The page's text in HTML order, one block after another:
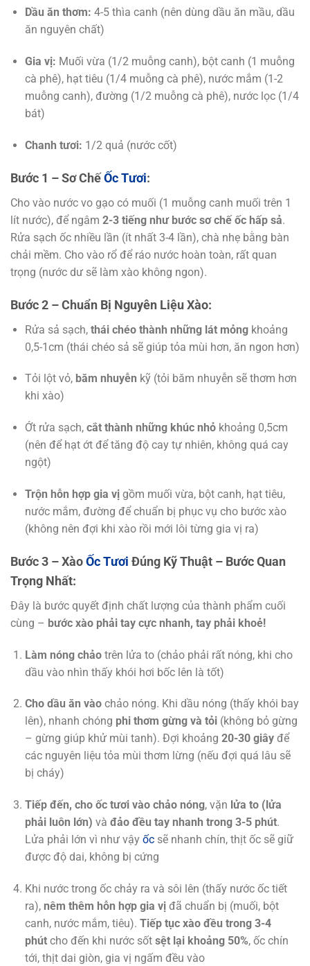
Dầu ăn thơm: 4-5 thìa canh (nên dùng dầu ăn mầu, dầu
ăn nguyên chất)
Gia vị: Muối vừa (1/2 muỗng canh), bột canh (1 muỗng
cà phê), hạt tiêu (1/4 muỗng cà phê), nước mắm (1-2
muỗng canh), đường (1/2 muỗng cà phê), nước lọc (1/4
bát)
Chanh tươi: 1/2 quả (nước cốt)
Bước 1 – Sơ ChếỐc Tươi:
Cho vào nước vo gạo có muối (1 muỗng canh muối trên 1
lít nước), để ngâm 2-3 tiếng như bước sơ chế ốc hấp sả.
Rửa sạch ốc nhiều lần (ít nhất 3-4 lần), chà nhẹ bằng bàn
chải mềm. Cho vào rổ để ráo nước hoàn toàn, rất quan
trọng (nước dư sẽ làm xào không ngon).
Bước 2 – Chuẩn Bị Nguyên Liệu Xào:
Rửa sả sạch, thái chéo thành những lát mỏngkhoảng
0,5-1cm (thái chéo sả sẽ giúp tỏa mùi hơn, ăn ngon hơn)
Tỏi lột vỏ, băm nhuyễn kỹ (tỏi băm nhuyễn sẽ thơm hơn
khi xào)
Ớt rửa sạch, cắt thành những khúc nhỏkhoảng 0,5cm
(nên để hạt ớt để tăng độ cay tự nhiên, không quá cay
ngột)
Trộn hỗn hợp gia vịgồm muối vừa, bột canh, hạt tiêu,
nước mắm, đường để chuẩn bị phục vụ cho bước xào
(không nên đợi khi xào rồi mới lôi từng gia vị ra)
Bước 3 – XàoỐc Tươi Đúng Kỹ Thuật – Bước Quan
Trọng Nhất:
Đây là bước quyết định chất lượng của thành phẩm cuối
cùng – bước xào phải tay cực nhanh, tay phải khoẻ!
Làm nóng chảotrên lửa to (chảo phải rất nóng, khi cho
dầu vào nhìn thấy khói hơi bốc lên là tốt)
Cho dầu ăn vàochảo nóng. Khi dầu nóng (thấy khói bay
lên), nhanh chóng phi thơm gừng và tỏi(không bỏ gừng
– gừng giúp khử mùi tanh). Đợi khoảng 20-30 giâyđể
các nguyên liệu tỏa mùi thơm lừng (nếu đợi quá lâu sẽ
bị cháy)
Tiếp đến, cho ốc tươi vào chảo nóng, vặn lửa to (lửa
phải luôn lớn) và đảo đều tay nhanh trong 3-5 phút.
Lửa phải lớn vì như vậy ốcsẽ nhanh chín, thịt ốc sẽ giữ
được độ dai, không bị cứng
Khi nước trong ốc chảy ra và sôi lên (thấy nước ốc tiết
ra), nêm thêm hỗn hợp gia vịđã chuẩn bị (muối, bột
canh, nước mắm, tiêu). Tiếp tục xào đều trong 3-4
phútcho đến khi nước sốt sệt lại khoảng 50%, ốc chín
tới, thịt dai giòn, gia vị ngấm đều vào